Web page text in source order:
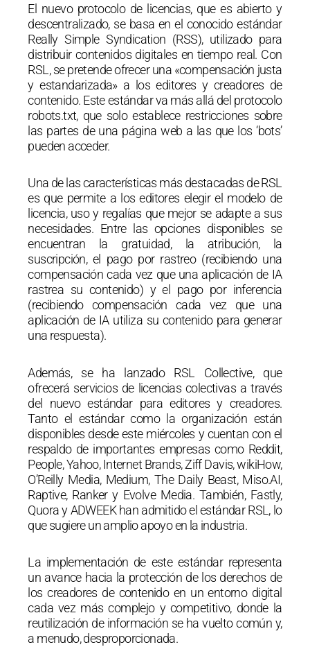
El nuevo protocolo de licencias, que es abierto y
descentralizado, se basa en el conocido estándar
Really Simple Syndication (RSS), utilizado para
distribuir contenidos digitales en tiempo real. Con
RSL, se pretende ofrecer una «compensación justa
y estandarizada» a los editores y creadores de
contenido. Este estándar va más allá del protocolo
robots.txt, que solo establece restricciones sobre
las partes de una página web a las que los ‘bots’
pueden acceder.
Una de las características más destacadas de RSL
es que permite a los editores elegir el modelo de
licencia, uso y regalías que mejor se adapte a sus
necesidades. Entre las opciones disponibles se
encuentran la gratuidad, la atribución, la
suscripción, el pago por rastreo (recibiendo una
compensación cada vez que una aplicación de IA
rastrea su contenido) y el pago por inferencia
(recibiendo compensación cada vez que una
aplicación de IA utiliza su contenido para generar
una respuesta).
Además, se ha lanzado RSL Collective, que
ofrecerá servicios de licencias colectivas a través
del nuevo estándar para editores y creadores.
Tanto el estándar como la organización están
disponibles desde este miércoles y cuentan con el
respaldo de importantes empresas como Reddit,
People, Yahoo, Internet Brands, Ziff Davis, wikiHow,
O’Reilly Media, Medium, The Daily Beast, Miso.AI,
Raptive, Ranker y Evolve Media. También, Fastly,
Quora y ADWEEK han admitido el estándar RSL, lo
que sugiere un amplio apoyo en la industria.
La implementación de este estándar representa
un avance hacia la protección de los derechos de
los creadores de contenido en un entorno digital
cada vez más complejo y competitivo, donde la
reutilización de información se ha vuelto común y,
a menudo, desproporcionada.